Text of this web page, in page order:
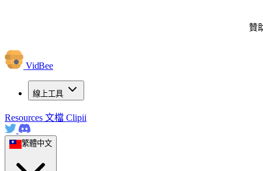
贊
VidBee
線上工具
Resources 文檔 Clipii
繁體中文